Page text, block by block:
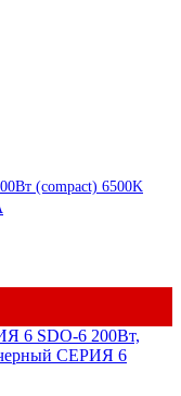
(compact) 6500K